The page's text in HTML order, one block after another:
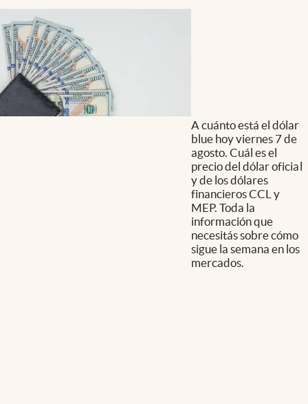
A cuánto está el dólar
blue hoy viernes 7 de
agosto. Cuál es el
precio del dólar oficial
y de los dólares
financieros CCL y
MEP. Toda la
información que
necesitás sobre cómo
sigue la semana en los
mercados.